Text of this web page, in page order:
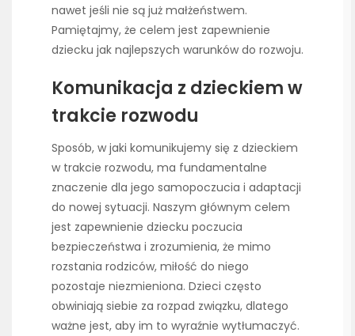
nawet jeśli nie są już małżeństwem.
Pamiętajmy, że celem jest zapewnienie
dziecku jak najlepszych warunków do rozwoju.
Komunikacja z dzieckiem w
trakcie rozwodu
Sposób, w jaki komunikujemy się z dzieckiem
w trakcie rozwodu, ma fundamentalne
znaczenie dla jego samopoczucia i adaptacji
do nowej sytuacji. Naszym głównym celem
jest zapewnienie dziecku poczucia
bezpieczeństwa i zrozumienia, że mimo
rozstania rodziców, miłość do niego
pozostaje niezmieniona. Dzieci często
obwiniają siebie za rozpad związku, dlatego
ważne jest, aby im to wyraźnie wytłumaczyć.